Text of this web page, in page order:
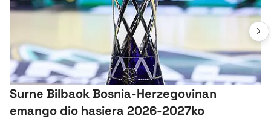
Surne Bilbaok Bosnia-Herzegovinan
emango dio hasiera 2026-2027ko